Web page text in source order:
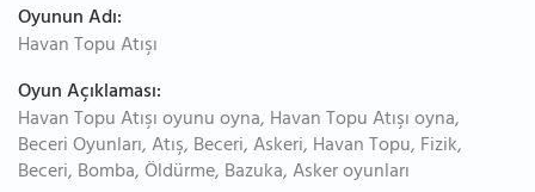
Oyunun Adı:
Havan Topu Atışı
Oyun Açıklaması:
Havan Topu Atışı oyunu oyna, Havan Topu Atışı oyna,
Beceri Oyunları, Atış, Beceri, Askeri, Havan Topu, Fizik,
Beceri, Bomba, Öldürme, Bazuka, Asker oyunları